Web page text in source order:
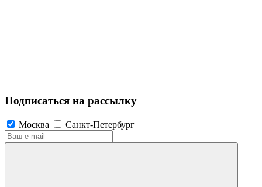
Подписаться на рассылку
Москва Санкт-Петербург